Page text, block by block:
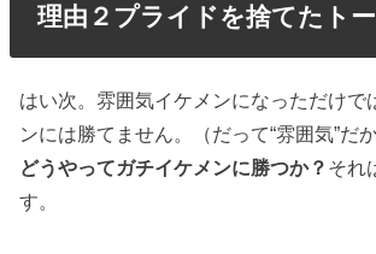
理由２プライドを捨てたト
はい次。雰囲気イケメンになっただけで
ンには勝てません。（だって“雰囲気”だか
どうやってガチイケメンに勝つか？ それ
す。